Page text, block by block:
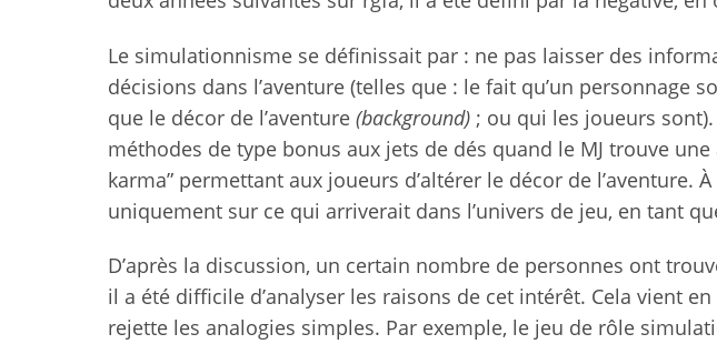
Le simulationnisme se définissait par : ne pas laisser des
décisions dans l’aventure (telles que : le fait qu’un personnage
que le décor de l’aventure (background) ; ou qui les joueurs
méthodes de type bonus aux jets de dés quand le MJ trouve
karma” permettant aux joueurs d’altérer le décor de l’aventure.
uniquement sur ce qui arriverait dans l’univers de jeu, en tant
D’après la discussion, un certain nombre de personnes ont
il a été difficile d’analyser les raisons de cet intérêt. Cela vient
rejette les analogies simples. Par exemple, le jeu de rôle